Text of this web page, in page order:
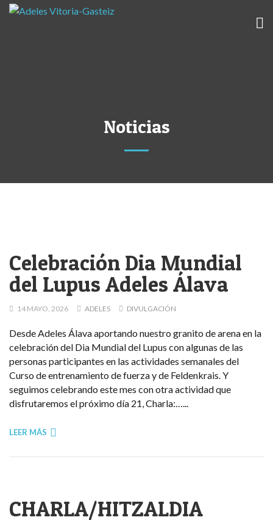
Noticias
Celebración Dia Mundial
del Lupus Adeles Álava
14 MAYO, 2026 ADELES DIVULGACIÓN
Desde Adeles Álava aportando nuestro granito de arena en la
celebración del Dia Mundial del Lupus con algunas de las
personas participantes en las actividades semanales del
Curso de entrenamiento de fuerza y de Feldenkrais. Y
seguimos celebrando este mes con otra actividad que
disfrutaremos el próximo día 21, Charla:…...
LEER MÁS
CHARLA/HITZALDIA